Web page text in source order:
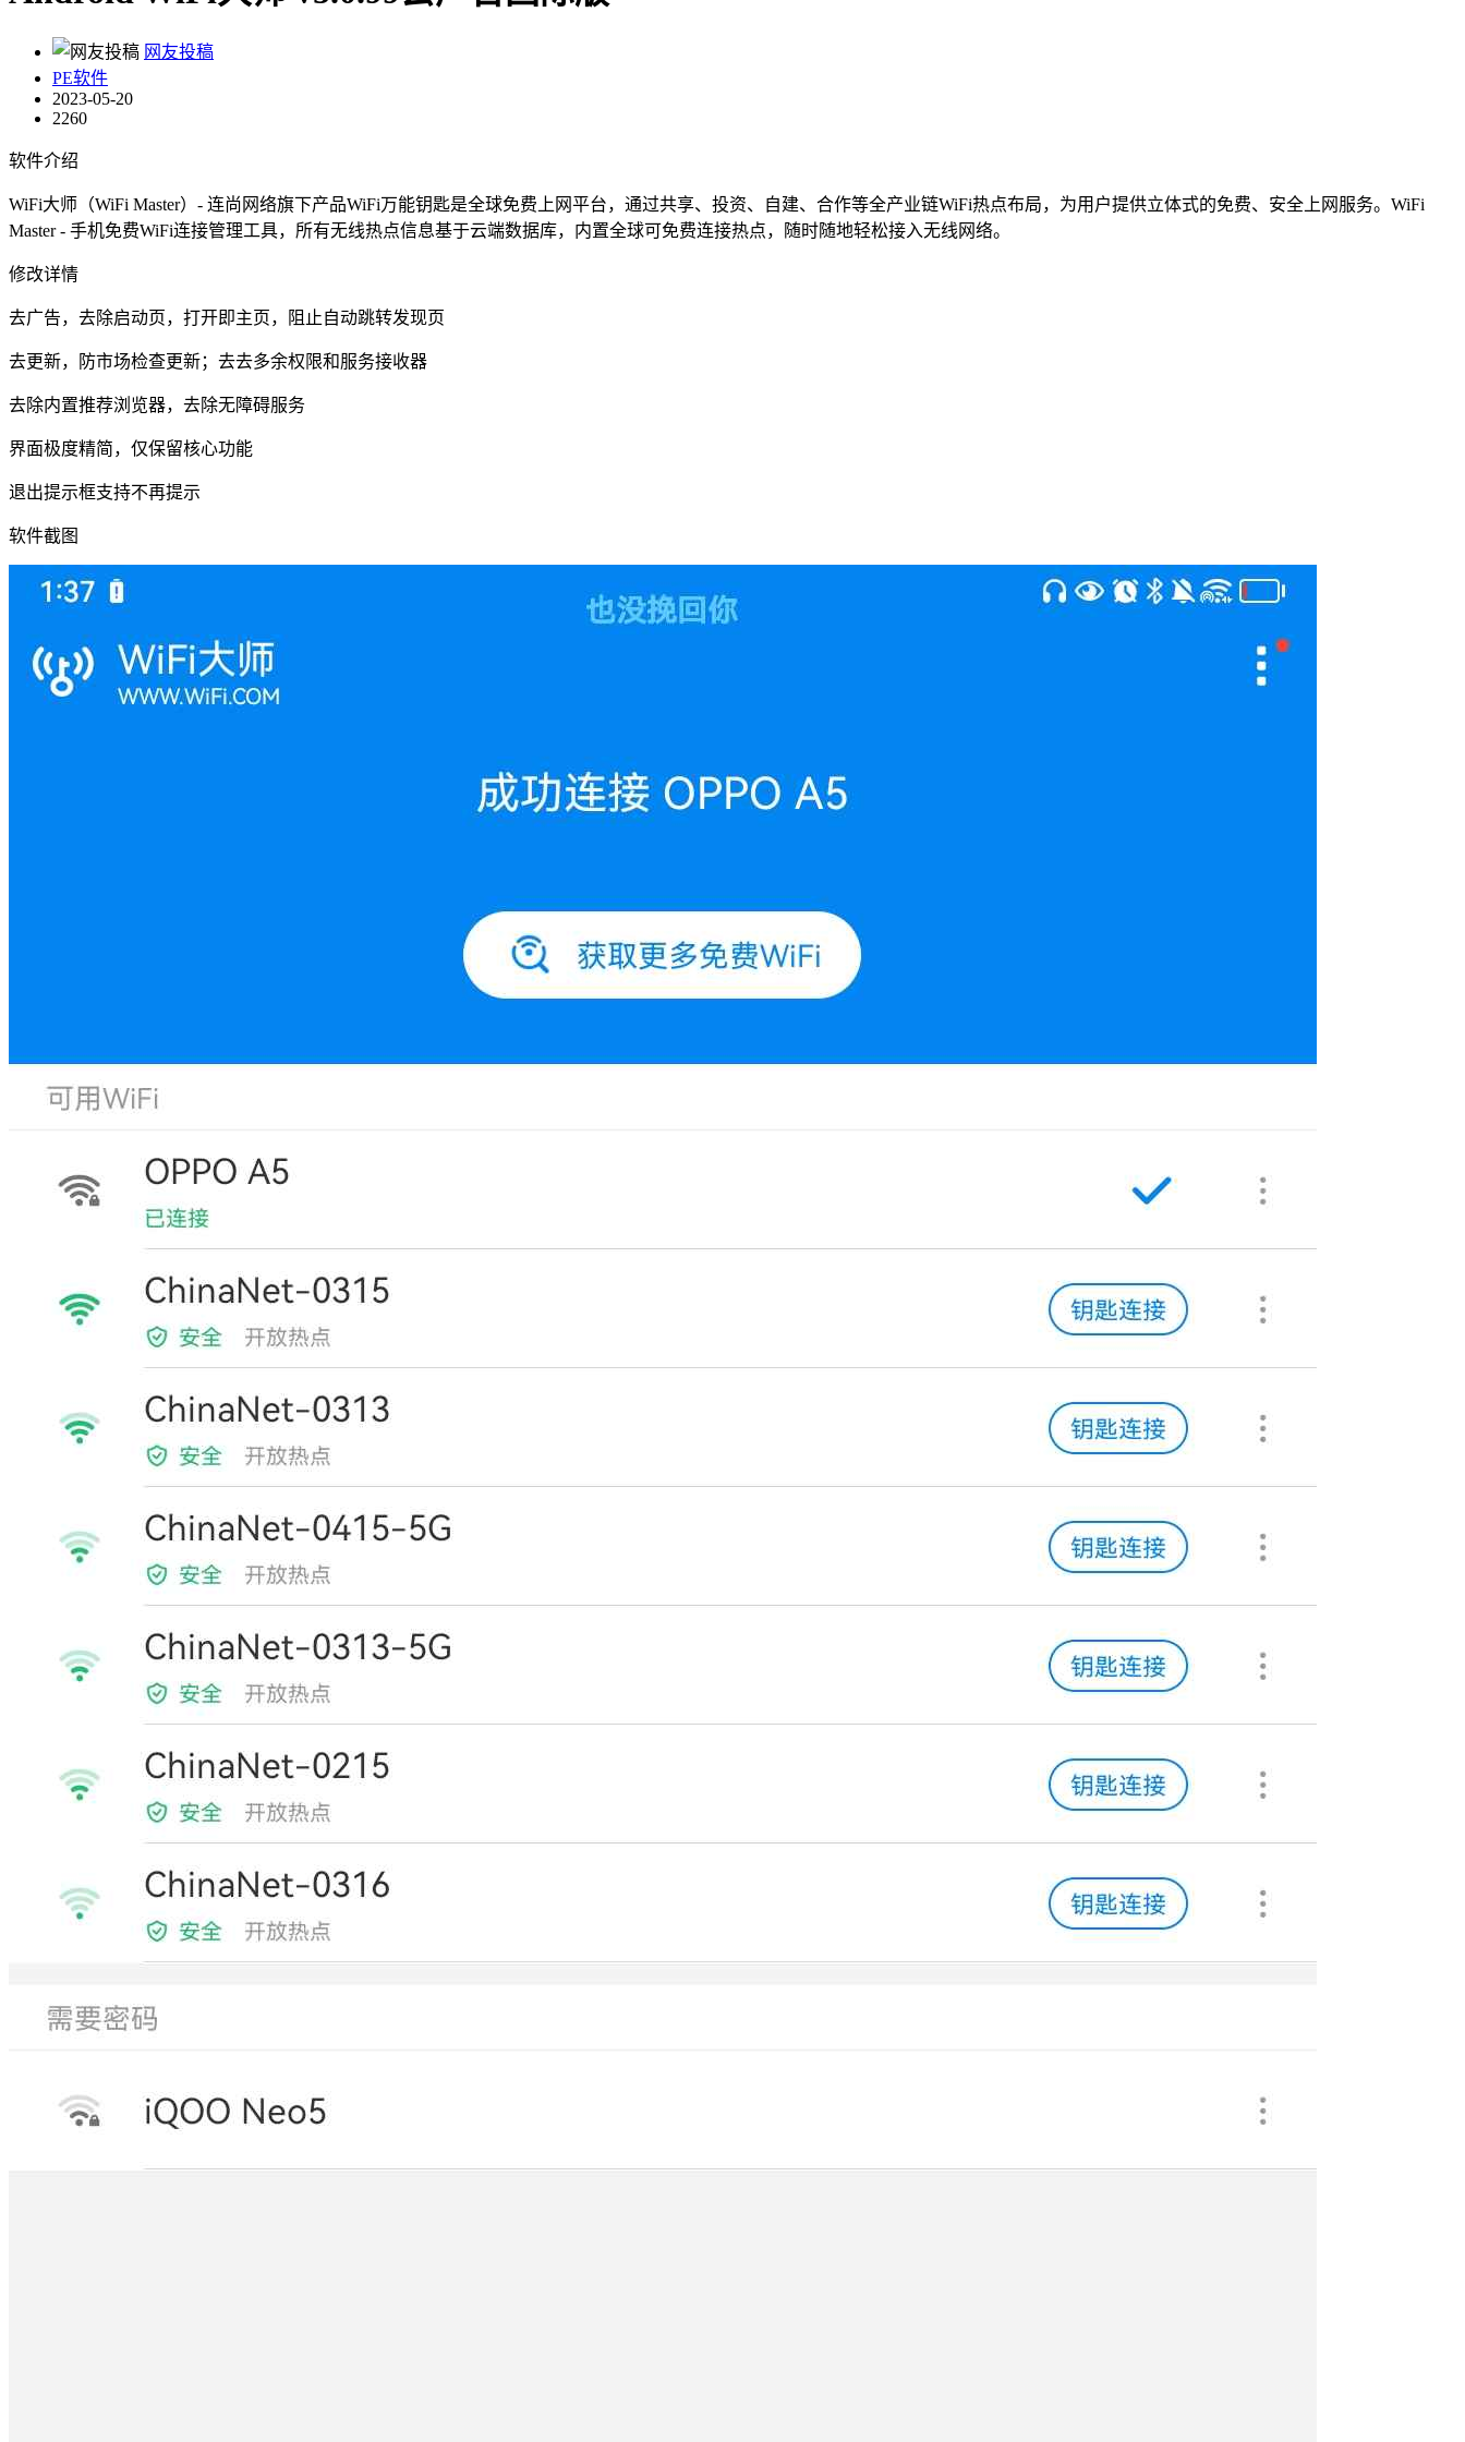
网友投稿
PE软件
2023-05-20
2260
软件介绍
WiFi大师（WiFi Master）- 连尚网络旗下产品WiFi万能钥匙是全球免费上网平台，通过共享、投资、自建、合作等全产业链WiFi热点布局，为用户提供立体式的免费、安全上网服务。WiFi
Master - 手机免费WiFi连接管理工具，所有无线热点信息基于云端数据库，内置全球可免费连接热点，随时随地轻松接入无线网络。
修改详情
去广告，去除启动页，打开即主页，阻止自动跳转发现页
去更新，防市场检查更新；去去多余权限和服务接收器
去除内置推荐浏览器，去除无障碍服务
界面极度精简，仅保留核心功能
退出提示框支持不再提示
软件截图